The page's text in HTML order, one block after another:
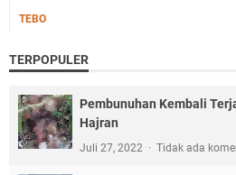
TEBO
TERPOPULER
Pembunuhan Kembali
Hajran
Juli 27, 2022 Tidak ada